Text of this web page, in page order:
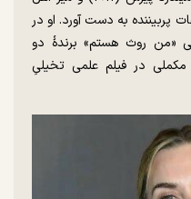
امی ساعات پربیننده به دست آورد. او در
«من روث هستم» برندهٔ دو
در فیلم علمی تخیلیِ